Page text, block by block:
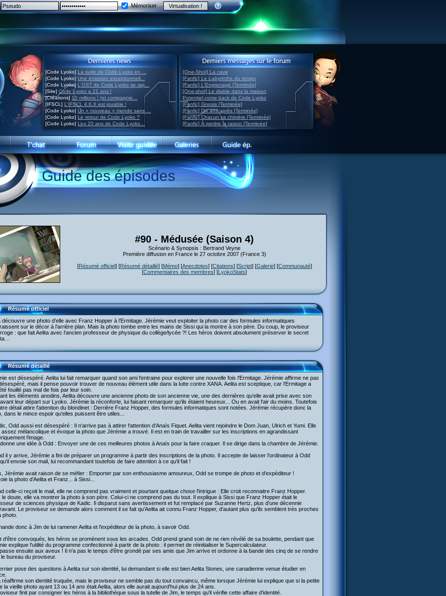
Mémoriser
[Code Lyoko] La suite de Code Lyoko en ...
[Code Lyoko] Une émission exceptionnell...
[Code Lyoko] L'OST de Code Lyoko se rap...
[Site] Code Lyoko a 21 ans !
[Créations] 10 millions ! (et compagnie...
[IFSCL] L'IFSCL 4.6.X est jouable !
[Code Lyoko] Un « nouveau » monde sans ...
[Code Lyoko] Le retour de Code Lyoko ?
[Code Lyoko] Les 20 ans de Code Lyoko...
[One-Shot] La cave
[Fanfic] Le Labyrinthe du temps
[Fanfic] L'Engrenage [Terminée]
[One-shot] Le diable dans la maison
Potentiel come back de Code Lyoko
[Fanfic] Gnosis [Terminée]
[Fanfic] Dix ans après [Terminée]
[Fanfic] Chacun sa chimère [Terminée]
[Fanfic] À perdre la raison [Terminée]
Guide des épisodes
#90 - Médusée (Saison 4)
Scénario & Synopsis : Bertrand Veyne
Première diffusion en France le 27 octobre 2007 (France 3)
[Résumé officiel] [Résumé détaillé] [Mémo] [Anecdotes] [Citations] [Script] [Galerie] [Communauté]
[Commentaires des membres] [LyokoStats]
Résumé officiel
découvre une photo d’elle avec Franz Hopper à l’Ermitage. Jérémie veut exploiter la photo car des formules informatiques
sur le décor à l’arrière plan. Mais la photo tombe entre les mains de Sissi qui la montre à son père. Du coup, le proviseur
: que fait Aelita avec l’ancien professeur de physique du collège/lycée ?! Les héros doivent absolument préserver le secret
Résumé détaillé
est désespéré. Aelita lui fait remarquer quand son ami l'entraine pour explorer une nouvelle fois l'Ermitage. Jérémie affirme ne pas
mais il pense pouvoir trouver de nouveau élément utile dans la lutte contre XANA. Aelita est sceptique, car l'Ermitage a
fouillé pas mal de fois par leur soin.
les éléments anodins, Aelita découvre une ancienne photo de son ancienne vie, une des dernières qu'elle avait prise avec son
leur départ sur Lyoko. Jérémie la réconforte, lui faisant remarquer qu'ils étaient heureux... Ou en avait l'air du moins. Toutefois
détail attire l'attention du blondinet : Derrière Franz Hopper, des formules informatiques sont notées. Jérémie récupère donc la
dans le mince espoir qu'elles puissent être utiles...
Odd aussi est désespéré : Il n'arrive pas à attirer l'attention d'Anaïs Fiquet. Aelita vient rejoindre le Dom Juan, Ulrich et Yumi. Elle
assez mélancolique et évoque la photo que Jérémie a trouvé. Il est en train de travailler sur les inscriptions en agrandissant
l'image.
une idée à Odd : Envoyer une de ces meilleures photos à Anaïs pour la faire craquer. Il se dirige dans la chambre de Jérémie.
il y arrive, Jérémie a fini de préparer un programme à partir des inscriptions de la photo. Il accepte de laisser l'ordinateur à Odd
envoie son mail, lui recommandant toutefois de faire attention à ce qu'il fait !
Jérémie avait raison de se méfier : Emporter par son enthousiasme amoureux, Odd se trompe de photo et d'expéditeur !
la photo d'Aelita et Franz... à Sissi...
celle-ci reçoit le mail, elle ne comprend pas vraiment et pourtant quelque chose l'intrigue : Elle croit reconnaitre Franz Hopper.
le doute, elle va montrer la photo à son père. Celui-ci ne comprend pas du tout. Il explique à Sissi que Franz Hopper était le
de sciences physique de Kadic. Il disparut sans avertissement et fut remplacé par Suzanne Hertz, plus d'une décennie
Le proviseur se demande alors comment il se fait qu'Aelita ait connu Franz Hopper, d'autant plus qu'ils semblent très proches
photo.
donc à Jim de lui ramener Aelita et l'expéditeur de la photo, à savoir Odd.
d'être convoqués, les héros se promènent sous les arcades. Odd prend grand soin de ne rien révélé de sa boulette, pendant que
explique l'utilité du programme confectionné à partir de la photo : il permet de réinitialiser le Supercalculateur.
ensuite aux aveux ! Il n'a pas le temps d'être grondé par ses amis que Jim arrive et ordonne à la bande des cinq de se rendre
bureau du proviseur.
pose des questions à Aelita sur son identité, lui demandant si elle est bien Aelita Stones, une canadienne venue étudier en
réaffirme son identité truquée, mais le proviseur ne semble pas du tout convaincu, même lorsque Jérémie lui explique que si la petite
la vieille photo ayant 13 ou 14 ans était Aelita, alors elle aurait aujourd'hui plus de 24 ans.
finit par consigner les héros à la bibliothèque sous la tutelle de Jim, le temps qu'il vérifie cette affaire d'identité.